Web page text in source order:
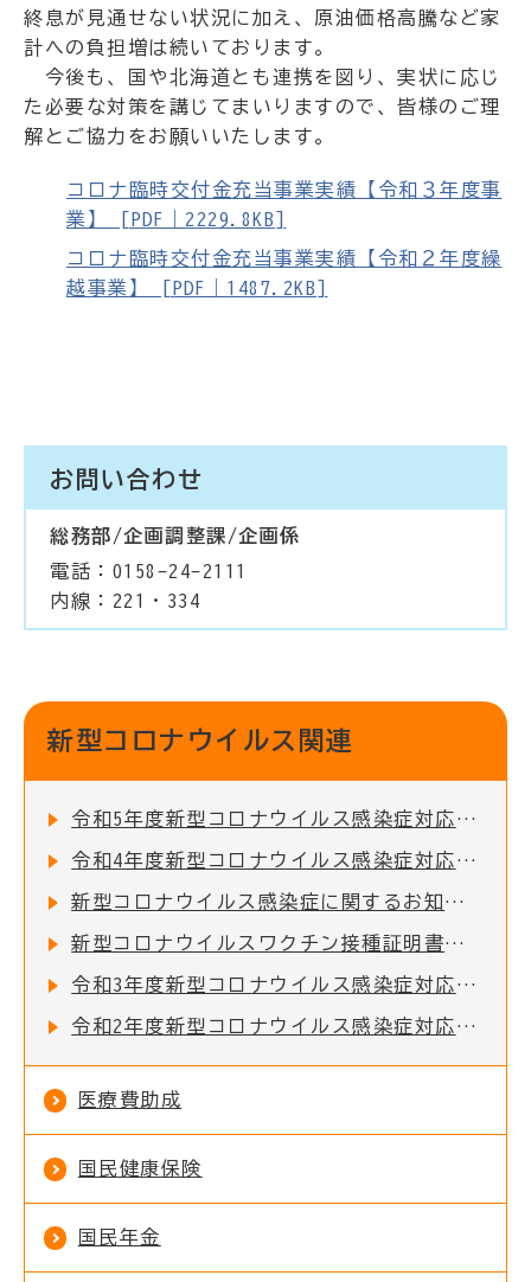
終息が見通せない状況に加え、原油価格高騰など家
計への負担増は続いております。
今後も、国や北海道とも連携を図り、実状に応じ
た必要な対策を講じてまいりますので、皆様のご理
解とご協力をお願いいたします。
コロナ臨時交付金充当事業実績【令和３年度事
業】 [PDF｜2229.8KB]
コロナ臨時交付金充当事業実績【令和２年度繰
越事業】 [PDF｜1487.2KB]
お問い合わせ
総務部/企画調整課/企画係
電話：0158-24-2111
内線：221・334
新型コロナウイルス関連
令和5年度新型コロナウイルス感染症対応地方創生臨時交付金の活用実績
令和4年度新型コロナウイルス感染症対応地方創生臨時交付金の活用実績
新型コロナウイルス感染症に関するお知らせ
新型コロナウイルスワクチン接種証明書を一部のコンビニで取得できるようになりました
令和3年度新型コロナウイルス感染症対応地方創生臨時交付金の活用実績
令和2年度新型コロナウイルス感染症対応地方創生臨時交付金の活用実績
医療費助成
国民健康保険
国民年金